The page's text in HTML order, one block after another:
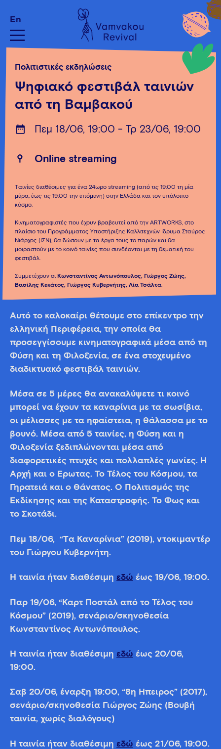
En
Πολιτιστικές εκδηλώσεις
Ψηφιακό φεστιβάλ ταινιών
από τη Βαμβακού
Πεμ 18/06, 19:00 - Τρ 23/06, 19:00
Online streaming
Tαινίες διαθέσιμες για ένα 24ωρο streaming (από τις 19:00 τη μία
μέρα, έως τις 19:00 την επόμενη) στην Ελλάδα και τον υπόλοιπο
κόσμο.
Κινηματογραφιστές που έχουν βραβευτεί από την ARTWORKS, στο
πλαίσιο του Προγράμματος Υποστήριξης Καλλιτεχνών Ίδρυμα Σταύρος
Νιάρχος (ΙΣΝ), θα δώσουν με τα έργα τους το παρών και θα
μοιραστούν με το κοινό ταινίες που συνδέονται με τη θεματική του
φεστιβάλ.
Συμμετέχουν οι Κωνσταντίνος Αντωνόπουλος, Γιώργος Ζώης,
Βασίλης Κεκάτος, Γιώργος Κυβερνήτης, Λία Τσάλτα.
Αυτό το καλοκαίρι θέτουμε στο επίκεντρο την
ελληνική Περιφέρεια, την οποία θα
προσεγγίσουμε κινηματογραφικά μέσα από τη
Φύση και τη Φιλοξενία, σε ένα στοχευμένο
διαδικτυακό φεστιβάλ ταινιών.
Μέσα σε 5 μέρες θα ανακαλύψετε τι κοινό
μπορεί να έχουν τα καναρίνια με τα σωσίβια,
οι μέλισσες με τα ηφαίστεια, η θάλασσα με το
βουνό. Μέσα από 5 ταινίες, η Φύση και η
Φιλοξενία ξεδιπλώνονται μέσα από
διαφορετικές πτυχές και πολλαπλές γωνίες. Η
Αρχή και ο Έρωτας. Το Τέλος του Κόσμου, τα
Γηρατειά και ο Θάνατος. Ο Πολιτισμός της
Εκδίκησης και της Καταστροφής. Το Φως και
το Σκοτάδι.
Πεμ 18/06, “Tα Καναρίνια” (2019), ντοκιμαντέρ
του Γιώργου Κυβερνήτη.
Η ταινία ήταν διαθέσιμη εδώ έως 19/06, 19:00.
Παρ 19/06, “Καρτ Ποστάλ από το Τέλος του
Κόσμου” (2019), σενάριο/σκηνοθεσία
Κωνσταντίνος Αντωνόπουλος.
Η ταινία ήταν διαθέσιμη εδώ έως 20/06,
19:00.
Σαβ 20/06, έναρξη 19:00, “8η Ήπειρος” (2017),
σενάριο/σκηνοθεσία Γιώργος Ζώης (Βουβή
ταινία, χωρίς διαλόγους)
Η ταινία ήταν διαθέσιμη εδώ έως 21/06, 19:00.